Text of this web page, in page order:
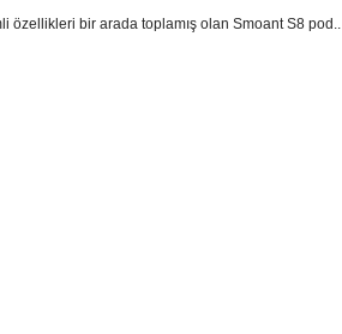
özellikleri bir arada toplamış olan Smoant S8 pod..